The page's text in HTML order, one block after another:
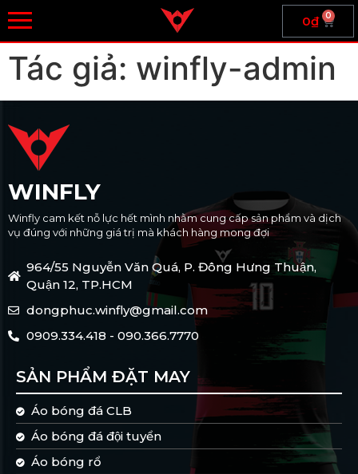
0₫ 0
Tác giả: winfly-admin
WINFLY
Winfly cam kết nỗ lực hết mình nhằm cung cấp sản phẩm và dịch
vụ đúng với những giá trị mà khách hàng mong đợi
964/55 Nguyễn Văn Quá, P. Đông Hưng Thuận,
Quận 12, TP.HCM
dongphuc.winfly@gmail.com
0909.334.418 - 090.366.7770
SẢN PHẨM ĐẶT MAY
Áo bóng đá CLB
Áo bóng đá đội tuyển
Áo bóng rổ